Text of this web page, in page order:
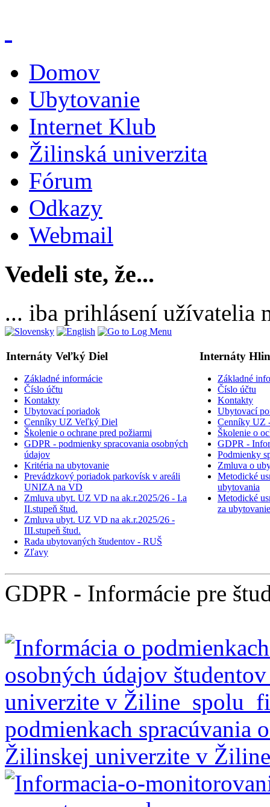
Domov
Ubytovanie
Internet Klub
Žilinská univerzita
Fórum
Odkazy
Webmail
Vedeli ste, že...
... iba prihlásení užívatelia
Internáty Veľký Diel Internáty
Základné informácie
Číslo účtu
Kontakty
Ubytovací poriadok
Cenníky UZ Veľký Diel
Školenie o ochrane pred požiarmi
GDPR - podmienky spracovania osobných
údajov
Kritéria na ubytovanie
Prevádzkový poriadok parkovísk v areáli
UNIZA na VD
Zmluva ubyt. UZ VD na ak.r.2025/26 - I.a
II.stupeň štud.
Zmluva ubyt. UZ VD na ak.r.2025/26 -
III.stupeň štud.
Rada ubytovaných študentov - RUŠ
Zľavy
Základné
Číslo účtu
Kontakty
Ubytovací
Cenníky UZ
Školenie o
GDPR -
Podmienky
Zmluva o
Metodické
ubytovania
Metodické
za ubytovanie
GDPR - Informácie pre
podmienkach spracúvania
Žilinskej univerzite v